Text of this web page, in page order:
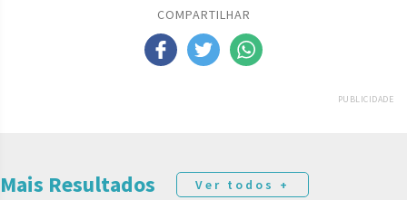
COMPARTILHAR
PUBLICIDADE
Mais Resultados Ver todos +